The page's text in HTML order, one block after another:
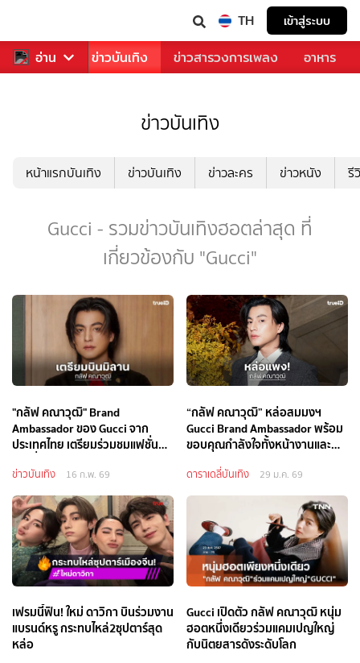
TH เข้าสู่ระบบ
อ่าน
ฬา ข่าว ข่าวบันเทิง ข่าวสารวงการเพลง อาหาร
ข่าวบันเทิง
หน้าแรกบันเทิง ข่าวบันเทิง ข่าวละคร ข่าวหนัง รี
Gucci - รวมข่าวบันเทิงฮอตล่าสุด ที่
เกี่ยวข้องกับ "Gucci"
"กลัฟ คณาวุฒิ" Brand
Ambassador ของ Gucci จาก
ประเทศไทย เตรียมร่วมชมแฟชั่น
ข่าวบันเทิง 16 ก.พ. 69
“กลัฟ คณาวุฒิ” หล่อสมมงฯ
Gucci Brand Ambassador พร้อม
ขอบคุณกำลังใจทั้งหน้างานและ
ดาราเดลี่บันเทิง 29 ม.ค. 69
เฟรมนี้ฟิน! ใหม่ ดาวิกา บินร่วมงาน
แบรนด์หรู กระทบไหล่2ซุปตาร์สุด
หล่อ
Gucci เปิดตัว กลัฟ คณาวุฒิ หนุ่ม
ฮอตหนึ่งเดียวร่วมแคมเปญใหญ่
กับนิตยสารดังระดับโลก